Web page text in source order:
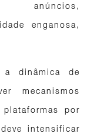
anúncios,
enganosa,
a dinâmica de
mecanismos
por
intensificar